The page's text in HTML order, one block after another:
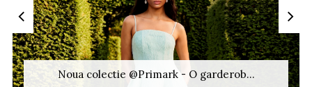
Noua colectie @Primark - O garderob...